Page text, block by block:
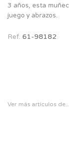
3 años, esta
juego y abrazos.
Ref. 61-98182
Ver más artículos de...